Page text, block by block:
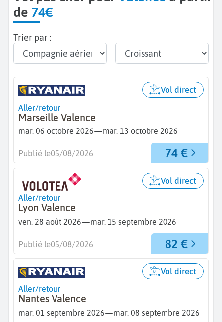
de 74€
Trier par :
Aller/retour
Marseille Valence
mar. 06 octobre 2026—mar. 13 octobre 2026
Vol direct
74 €
Publié le05/08/2026
Aller/retour
Lyon Valence
ven. 28 août 2026—mar. 15 septembre 2026
Vol direct
82 €
Publié le05/08/2026
Aller/retour
Nantes Valence
mar. 01 septembre 2026—mar. 08 septembre 2026
Vol direct